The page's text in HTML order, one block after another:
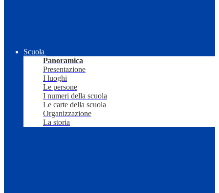
Scuola
Panoramica
Presentazione
I luoghi
Le persone
I numeri della scuola
Le carte della scuola
Organizzazione
La storia